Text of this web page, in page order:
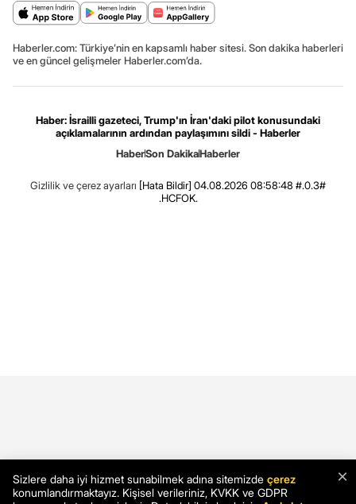
Haberler.com: Türkiye’nin en kapsamlı haber sitesi. Son dakika haberleri
ve en güncel gelişmeler Haberler.com’da.
Haber: İsrailli gazeteci, Trump'ın İran'daki pilot konusundaki
açıklamalarının ardından paylaşımını sildi - Haberler
HaberSon DakikaHaberler
Gizlilik ve çerez ayarları [Hata Bildir] 04.08.2026 08:58:48 #.0.3#
.HCFOK.
×
Sizlere daha iyi hizmet sunabilmek adına sitemizde çerez
konumlandırmaktayız. Kişisel verileriniz, KVKK ve GDPR